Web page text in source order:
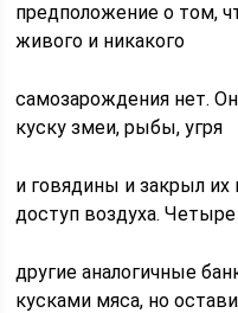
предположение о том,
живого и никакого
самозарождения нет.
куску змеи, рыбы, угря
и говядины и закрыл их
доступ воздуха. Четыре
другие аналогичные
кусками мяса, но